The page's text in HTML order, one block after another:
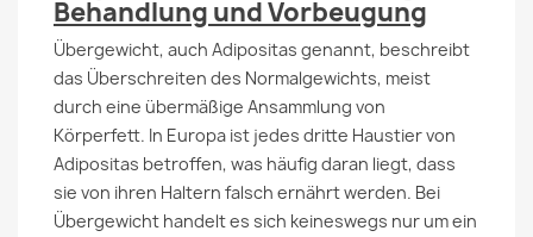
Behandlung und Vorbeugung
Übergewicht, auch Adipositas genannt, beschreibt
das Überschreiten des Normalgewichts, meist
durch eine übermäßige Ansammlung von
Körperfett. In Europa ist jedes dritte Haustier von
Adipositas betroffen, was häufig daran liegt, dass
sie von ihren Haltern falsch ernährt werden. Bei
Übergewicht handelt es sich keineswegs nur um ein